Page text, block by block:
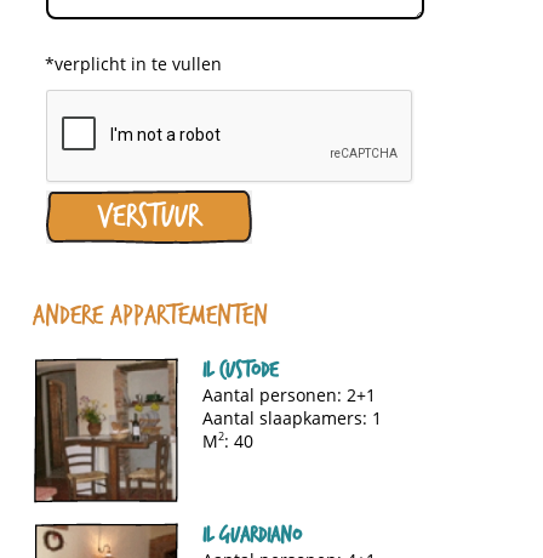
*verplicht in te vullen
Andere appartementen
Il Custode
Aantal personen: 2+1
Aantal slaapkamers: 1
M2: 40
Il Guardiano